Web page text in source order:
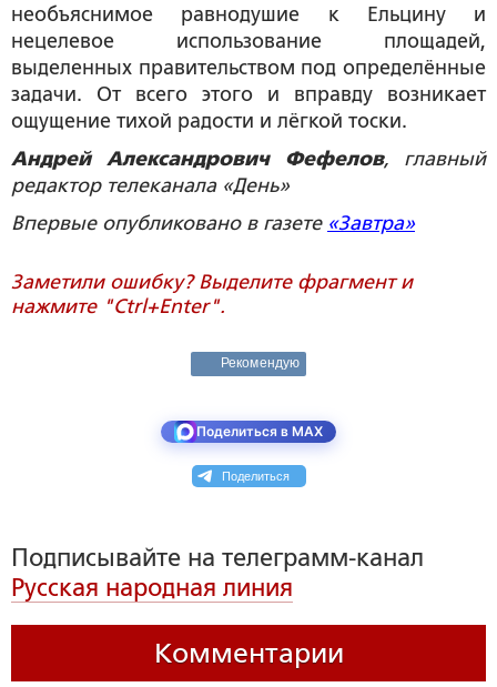
необъяснимое равнодушие к Ельцину и
нецелевое использование площадей,
выделенных правительством под определённые
задачи. От всего этого и вправду возникает
ощущение тихой радости и лёгкой тоски.
Андрей Александрович Фефелов, главный
редактор телеканала «День»
Впервые опубликовано в газете «Завтра»
Заметили ошибку? Выделите фрагмент и
нажмите "Ctrl+Enter".
Рекомендую
Поделиться в MAX
Поделиться
Подписывайте на телеграмм-канал
Русская народная линия
Комментарии